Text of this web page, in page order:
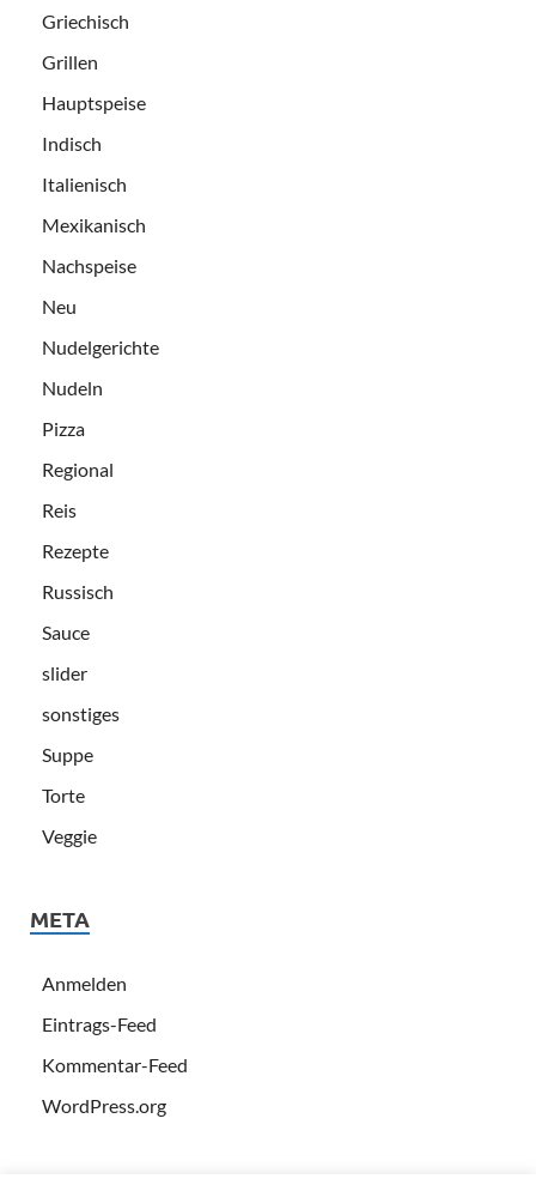
Griechisch
Grillen
Hauptspeise
Indisch
Italienisch
Mexikanisch
Nachspeise
Neu
Nudelgerichte
Nudeln
Pizza
Regional
Reis
Rezepte
Russisch
Sauce
slider
sonstiges
Suppe
Torte
Veggie
META
Anmelden
Eintrags-Feed
Kommentar-Feed
WordPress.org